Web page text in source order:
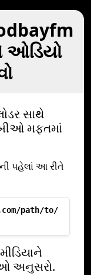
ઓડિયો
સાથે
મફતમાં
પહેલાં આ રીતે
path/to/
અનુસરો.